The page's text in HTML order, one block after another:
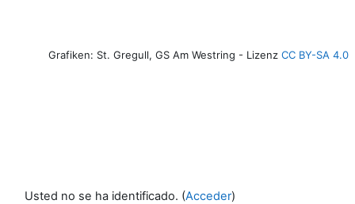
Grafiken: St. Gregull, GS Am Westring - Lizenz CC BY-SA 4.0
Usted no se ha identificado. (Acceder)